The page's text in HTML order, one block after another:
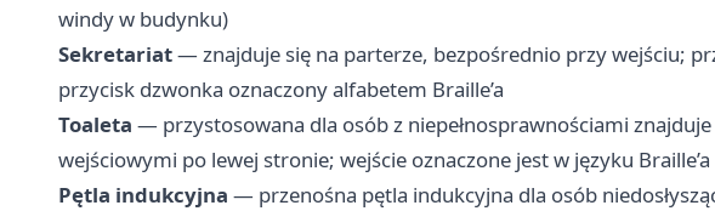
windy w budynku)
Sekretariat— znajduje się na parterze, bezpośrednio przy wejściu;
przycisk dzwonka oznaczony alfabetem Braille’a
Toaleta — przystosowana dla osób z niepełnosprawnościami
wejściowymi po lewej stronie; wejście oznaczone jest w języku Braille’a
Pętla indukcyjna — przenośna pętla indukcyjna dla osób